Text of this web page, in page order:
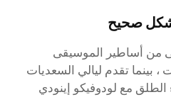
صحيح
من أساطير الموسيقى
بينما تقدم ليالي السعديات
مع لودوفيكو إينودي